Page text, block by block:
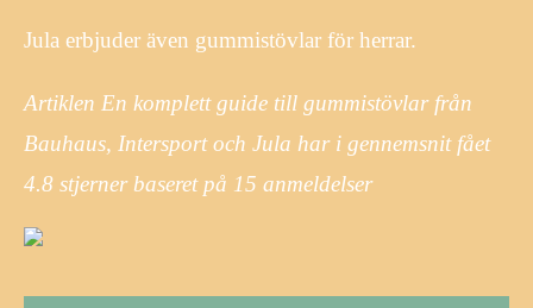
Jula erbjuder även gummistövlar för herrar.
Artiklen En komplett guide till gummistövlar från
Bauhaus, Intersport och Jula har i gennemsnit fået
4.8 stjerner baseret på 15 anmeldelser